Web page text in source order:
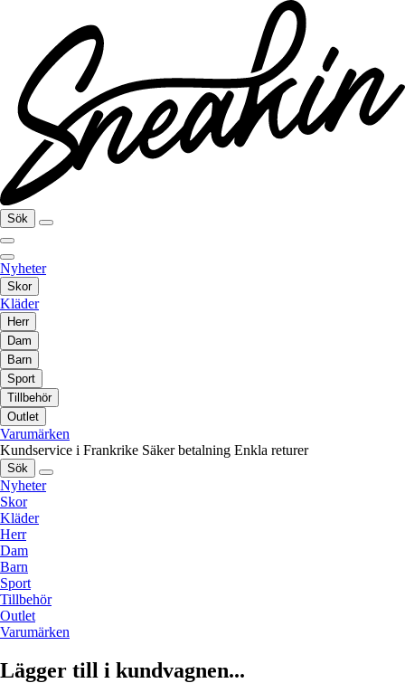
Sök
Nyheter
Skor
Kläder
Herr
Dam
Barn
Sport
Tillbehör
Outlet
Varumärken
Kundservice i Frankrike Säker betalning Enkla returer
Sök
Nyheter
Skor
Kläder
Herr
Dam
Barn
Sport
Tillbehör
Outlet
Varumärken
Lägger till i kundvagnen...